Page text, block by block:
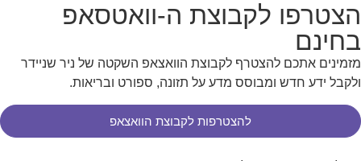
הצטרפו לקבוצת ה-וואטסאפ
בחינם
מזמינים אתכם להצטרף לקבוצת הוואצאפ השקטה של ניר שניידר
ולקבל ידע חדש ומבוסס מדע על תזונה, ספורט ובריאות.
להצטרפות לקבוצת הוואצאפ